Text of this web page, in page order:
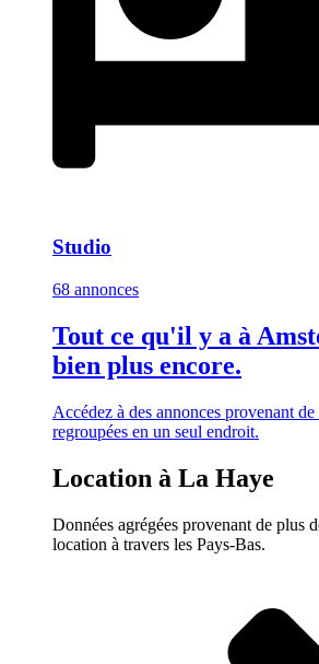
Studio
68 annonces
Tout ce qu'il y a à
bien plus encore.
Accédez à des annonces provenant
regroupées en un seul endroit.
Location à La Haye
Données agrégées provenant de plus
location à travers les Pays-Bas.